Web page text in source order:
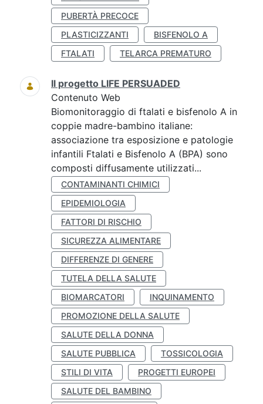
PUBERTÀ PRECOCE
PLASTICIZZANTI
BISFENOLO A
FTALATI
TELARCA PREMATURO
Il progetto LIFE PERSUADED
Contenuto Web
Biomonitoraggio di ftalati e bisfenolo A in
coppie madre-bambino italiane:
associazione tra esposizione e patologie
infantili Ftalati e Bisfenolo A (BPA) sono
composti diffusamente utilizzati...
CONTAMINANTI CHIMICI
EPIDEMIOLOGIA
FATTORI DI RISCHIO
SICUREZZA ALIMENTARE
DIFFERENZE DI GENERE
TUTELA DELLA SALUTE
BIOMARCATORI
INQUINAMENTO
PROMOZIONE DELLA SALUTE
SALUTE DELLA DONNA
SALUTE PUBBLICA
TOSSICOLOGIA
STILI DI VITA
PROGETTI EUROPEI
SALUTE DEL BAMBINO